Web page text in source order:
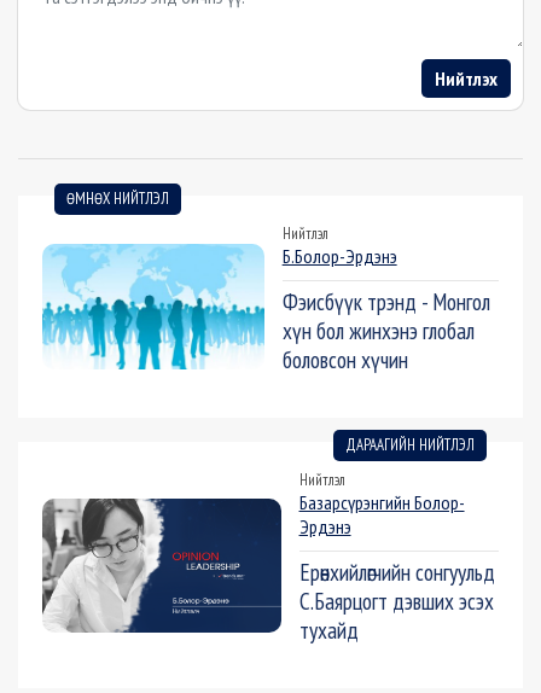
Нийтлэх
ӨМНӨХ НИЙТЛЭЛ
Нийтлэл
Б.Болор-Эрдэнэ
Фэисбүүк трэнд - Монгол
хүн бол жинхэнэ глобал
боловсон хүчин
ДАРААГИЙН НИЙТЛЭЛ
Нийтлэл
Базарсүрэнгийн Болор-
Эрдэнэ
Ерөнхийлөгчийн сонгуульд
С.Баярцогт дэвших эсэх
тухайд